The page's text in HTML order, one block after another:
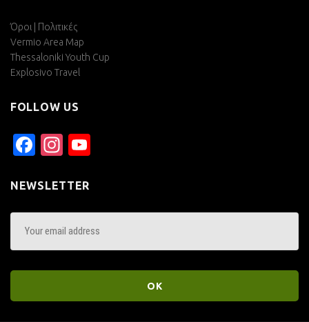
Όροι | Πολιτικές
Vermio Area Map
Thessaloniki Youth Cup
Explosivo Travel
FOLLOW US
Facebook
Instagram
NEWSLETTER